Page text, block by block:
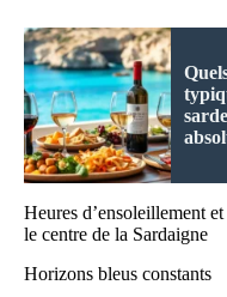
Heures d’ensoleillement
le centre de la Sardaigne
Horizons bleus constants